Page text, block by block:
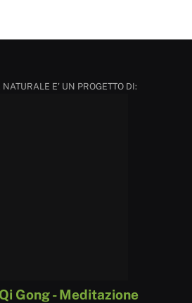
E' UN PROGETTO DI:
Gong - Meditazione